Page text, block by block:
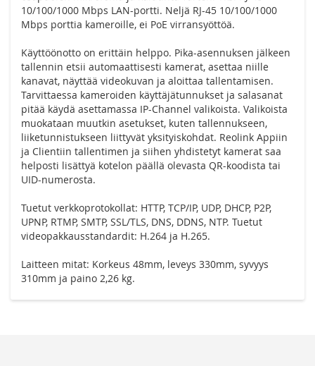
10/100/1000 Mbps LAN-portti. Neljä RJ-45 10/100/1000
Mbps porttia kameroille, ei PoE virransyöttöä.
Käyttöönotto on erittäin helppo. Pika-asennuksen jälkeen
tallennin etsii automaattisesti kamerat, asettaa niille
kanavat, näyttää videokuvan ja aloittaa tallentamisen.
Tarvittaessa kameroiden käyttäjätunnukset ja salasanat
pitää käydä asettamassa IP-Channel valikoista. Valikoista
muokataan muutkin asetukset, kuten tallennukseen,
liiketunnistukseen liittyvät yksityiskohdat. Reolink Appiin
ja Clientiin tallentimen ja siihen yhdistetyt kamerat saa
helposti lisättyä kotelon päällä olevasta QR-koodista tai
UID-numerosta.
Tuetut verkkoprotokollat: HTTP, TCP/IP, UDP, DHCP, P2P,
UPNP, RTMP, SMTP, SSL/TLS, DNS, DDNS, NTP. Tuetut
videopakkausstandardit: H.264 ja H.265.
Laitteen mitat: Korkeus 48mm, leveys 330mm, syvyys
310mm ja paino 2,26 kg.